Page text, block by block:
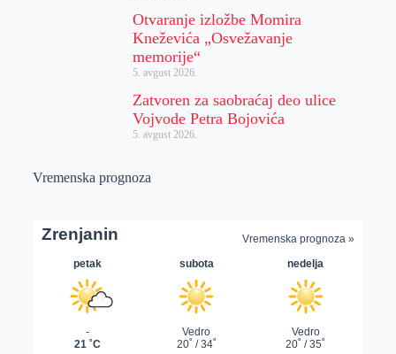
Otvaranje izložbe Momira
Kneževića „Osvežavanje
memorije“
5. avgust 2026.
Zatvoren za saobraćaj deo ulice
Vojvode Petra Bojovića
5. avgust 2026.
Vremenska prognoza